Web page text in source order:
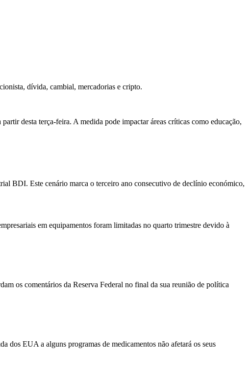
dívida, cambial, mercadorias e cripto.
desta terça-feira. A medida pode impactar áreas críticas como educação,
BDI. Este cenário marca o terceiro ano consecutivo de declínio económico,
em equipamentos foram limitadas no quarto trimestre devido à
os comentários da Reserva Federal no final da sua reunião de política
dos EUA a alguns programas de medicamentos não afetará os seus